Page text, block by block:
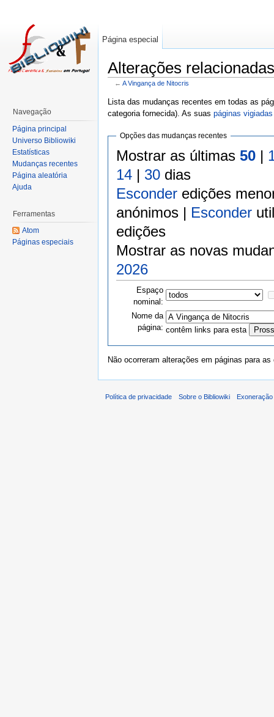
Alterações
← A Vingança de Nitocris
Lista das mudanças recentes em todas as
categoria fornecida). As suas páginas vigiadas
Opções das mudanças recentes
Mostrar as últimas 50|
14| 30dias
Esconderedições
anónimos | Esconder
edições
Mostrar as novas
2026
Espaço
nominal:
Nome da
página: contêm links para esta
Não ocorreram alterações em páginas para
Página especial
Navegação
Página principal
Universo Bibliowiki
Estatísticas
Mudanças recentes
Página aleatória
Ajuda
Ferramentas
Atom
Páginas especiais
Política de privacidade Sobre o Bibliowiki